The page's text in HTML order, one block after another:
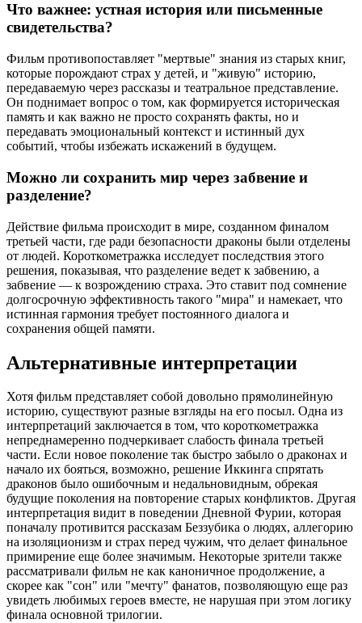
Что важнее: устная история или письменные
свидетельства?
Фильм противопоставляет "мертвые" знания из старых книг,
которые порождают страх у детей, и "живую" историю,
передаваемую через рассказы и театральное представление.
Он поднимает вопрос о том, как формируется историческая
память и как важно не просто сохранять факты, но и
передавать эмоциональный контекст и истинный дух
событий, чтобы избежать искажений в будущем.
Можно ли сохранить мир через забвение и
разделение?
Действие фильма происходит в мире, созданном финалом
третьей части, где ради безопасности драконы были отделены
от людей. Короткометражка исследует последствия этого
решения, показывая, что разделение ведет к забвению, а
забвение — к возрождению страха. Это ставит под сомнение
долгосрочную эффективность такого "мира" и намекает, что
истинная гармония требует постоянного диалога и
сохранения общей памяти.
Альтернативные интерпретации
Хотя фильм представляет собой довольно прямолинейную
историю, существуют разные взгляды на его посыл. Одна из
интерпретаций заключается в том, что короткометражка
непреднамеренно подчеркивает слабость финала третьей
части. Если новое поколение так быстро забыло о драконах и
начало их бояться, возможно, решение Иккинга спрятать
драконов было ошибочным и недальновидным, обрекая
будущие поколения на повторение старых конфликтов. Другая
интерпретация видит в поведении Дневной Фурии, которая
поначалу противится рассказам Беззубика о людях, аллегорию
на изоляционизм и страх перед чужим, что делает финальное
примирение еще более значимым. Некоторые зрители также
рассматривали фильм не как каноничное продолжение, а
скорее как "сон" или "мечту" фанатов, позволяющую еще раз
увидеть любимых героев вместе, не нарушая при этом логику
финала основной трилогии.